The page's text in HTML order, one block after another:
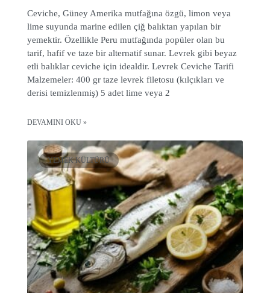
Ceviche, Güney Amerika mutfağına özgü, limon veya
lime suyunda marine edilen çiğ balıktan yapılan bir
yemektir. Özellikle Peru mutfağında popüler olan bu
tarif, hafif ve taze bir alternatif sunar. Levrek gibi beyaz
etli balıklar ceviche için idealdir. Levrek Ceviche Tarifi
Malzemeler: 400 gr taze levrek filetosu (kılçıkları ve
derisi temizlenmiş) 5 adet lime veya 2
DEVAMINI OKU »
YEMEK KÜLTÜRÜ